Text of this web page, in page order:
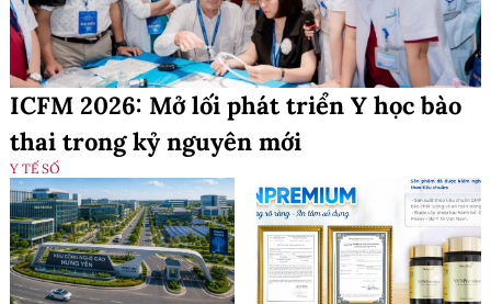
ICFM 2026: Mở lối phát triển Y học bào
thai trong kỷ nguyên mới
Y TẾ SỐ